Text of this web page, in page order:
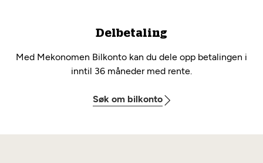
Delbetaling
Med Mekonomen Bilkonto kan du dele opp betalingen i
inntil 36 måneder med rente.
Søk om bilkonto